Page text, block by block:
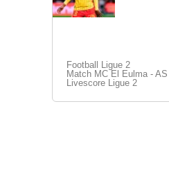
Football Ligue 2
Match MC El Eulma -
Livescore Ligue 2